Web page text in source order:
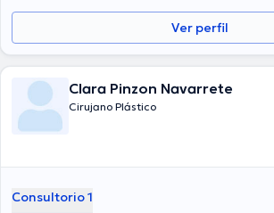
Ver perfil
Clara Pinzon Navarrete
Cirujano Plástico
Consultorio 1